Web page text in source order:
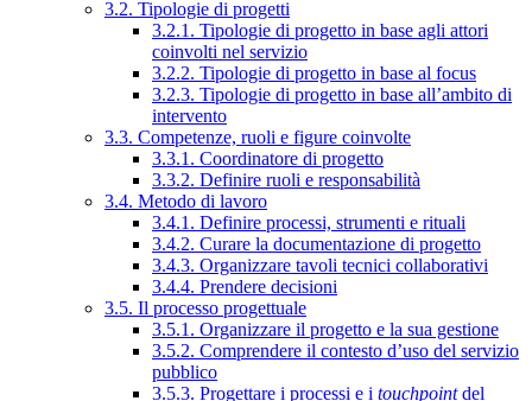
3.2. Tipologie di progetti
3.2.1. Tipologie di progetto in base agli attori
coinvolti nel servizio
3.2.2. Tipologie di progetto in base al focus
3.2.3. Tipologie di progetto in base all’ambito di
intervento
3.3. Competenze, ruoli e figure coinvolte
3.3.1. Coordinatore di progetto
3.3.2. Definire ruoli e responsabilità
3.4. Metodo di lavoro
3.4.1. Definire processi, strumenti e rituali
3.4.2. Curare la documentazione di progetto
3.4.3. Organizzare tavoli tecnici collaborativi
3.4.4. Prendere decisioni
3.5. Il processo progettuale
3.5.1. Organizzare il progetto e la sua gestione
3.5.2. Comprendere il contesto d’uso del servizio
pubblico
3.5.3. Progettare i processi e i touchpointdel